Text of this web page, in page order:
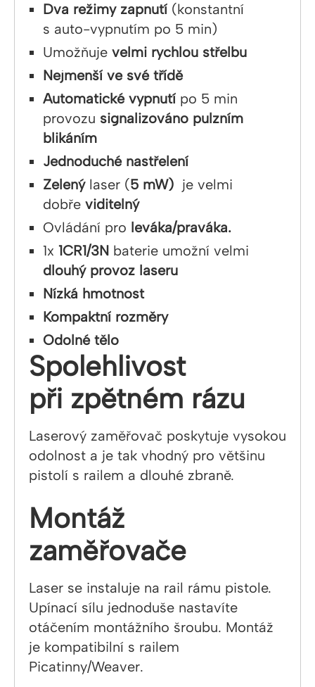
Dva režimy zapnutí (konstantní
s auto-vypnutím po 5 min)
Umožňuje velmi rychlou střelbu
Nejmenší ve své třídě
Automatické vypnutí po 5 min
provozu signalizováno pulzním
blikáním
Jednoduché nastřelení
Zelený laser (5 mW) je velmi
dobře viditelný
Ovládání pro leváka/praváka.
1x 1CR1/3N baterie umožní velmi
dlouhý provoz laseru
Nízká hmotnost
Kompaktní rozměry
Odolné tělo
Spolehlivost
při zpětném rázu
Laserový zaměřovač poskytuje vysokou
odolnost a je tak vhodný pro většinu
pistolí s railem a dlouhé zbraně.
Montáž
zaměřovače
Laser se instaluje na rail rámu pistole.
Upínací sílu jednoduše nastavíte
otáčením montážního šroubu. Montáž
je kompatibilní s railem
Picatinny/Weaver.